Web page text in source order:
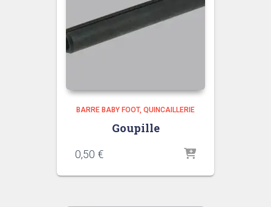
BARRE BABY FOOT QUINCAILLERIE
Goupille
0,50 €